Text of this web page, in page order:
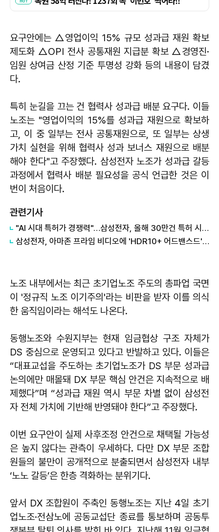
요구안에는 △영업이익 15% 규모 성과급 재원 확보
제도화 △OPI 전사 공통재원 지급분 확보 △경영진·
임원 상여금 산정 기준 투명성 강화 등의 내용이 담겼
다.
특히 눈길을 끄는 건 협력사 성과급 배분 요구다. 이들
노조는 "영업이익의 15%를 성과급 재원으로 확보하
고, 이 중 일부는 전사 공통재원으로, 또 일부는 상생
가치 실현을 위해 협력사 성과 보너스 재원으로 배분
해야 한다"고 주장했다. 삼성전자 노조가 성과급 갈등
과정에서 협력사 배분 필요성을 공식 언급한 것은 이
번이 처음이다.
관련기사
"AI 시대 특허가 경쟁력"…삼성전자, 올해 30만건 특허 시대 연다
삼성전자, 아마존 프라임 비디오에 'HDR10+ 어드밴스드' 기술 선보여
노조 내부에서는 최근 초기업노조 주도의 총파업 국면
이 '정규직 노조 이기주의'라는 비판을 받자 이를 의식
한 움직임이라는 해석도 나온다.
동행노조와 수원지부는 현재 임금협상 구조 자체가
DS 중심으로 운영되고 있다고 반발하고 있다. 이들은
“대표교섭을 주도하는 초기업노조가 DS 부문 성과급
논의에만 매몰돼 DX 부문 핵심 안건은 지속적으로 배
제했다”며 “성과급 재원 역시 부문 차별 없이 삼성전
자 전체 가치에 기반해 반영돼야 한다”고 주장했다.
이번 요구안이 실제 사후조정 안건으로 채택될 가능성
은 높지 않다는 관측이 우세하다. 다만 DX 부문 조합
원들의 불만이 공개적으로 분출되면서 삼성전자 내부
‘노노 갈등’은 한층 격화하는 분위기다.
앞서 DX 조합원이 주축인 동행노조는 지난 4일 초기
업노조·전삼노에 공동교섭단 종료를 통보하며 공동투